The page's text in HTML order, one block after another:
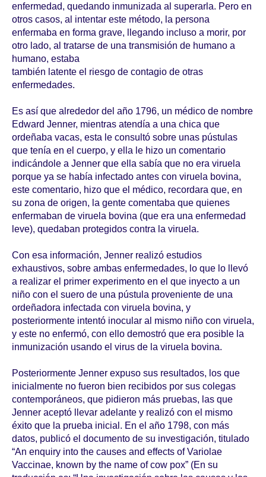
enfermedad, quedando inmunizada al superarla. Pero en
otros casos, al intentar este método, la persona
enfermaba en forma grave, llegando incluso a morir, por
otro lado, al tratarse de una transmisión de humano a
humano, estaba
también latente el riesgo de contagio de otras
enfermedades.
Es así que alrededor del año 1796, un médico de nombre
Edward Jenner, mientras atendía a una chica que
ordeñaba vacas, esta le consultó sobre unas pústulas
que tenía en el cuerpo, y ella le hizo un comentario
indicándole a Jenner que ella sabía que no era viruela
porque ya se había infectado antes con viruela bovina,
este comentario, hizo que el médico, recordara que, en
su zona de origen, la gente comentaba que quienes
enfermaban de viruela bovina (que era una enfermedad
leve), quedaban protegidos contra la viruela.
Con esa información, Jenner realizó estudios
exhaustivos, sobre ambas enfermedades, lo que lo llevó
a realizar el primer experimento en el que inyecto a un
niño con el suero de una pústula proveniente de una
ordeñadora infectada con viruela bovina, y
posteriormente intentó inocular al mismo niño con viruela,
y este no enfermó, con ello demostró que era posible la
inmunización usando el virus de la viruela bovina.
Posteriormente Jenner expuso sus resultados, los que
inicialmente no fueron bien recibidos por sus colegas
contemporáneos, que pidieron más pruebas, las que
Jenner aceptó llevar adelante y realizó con el mismo
éxito que la prueba inicial. En el año 1798, con más
datos, publicó el documento de su investigación, titulado
“An enquiry into the causes and effects of Variolae
Vaccinae, known by the name of cow pox” (En su